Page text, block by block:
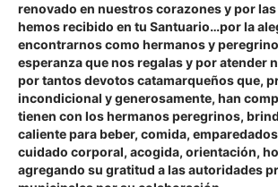
renovado en nuestros corazones y por
hemos recibido en tu Santuario…por la
encontrarnos como hermanos y
esperanza que nos regalas y por atender
por tantos devotos catamarqueños que,
incondicional y generosamente, han
tienen con los hermanos peregrinos,
caliente para beber, comida,
cuidado corporal, acogida, orientación,
agregando su gratitud a las autoridades